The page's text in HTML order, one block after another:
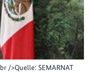
/>Quelle: SEMARNAT